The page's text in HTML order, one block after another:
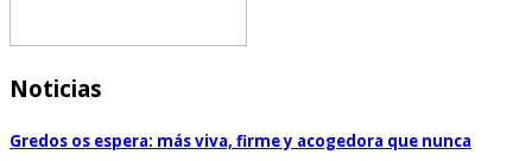
Noticias
Gredos os espera: más viva, firme y acogedora que nunca